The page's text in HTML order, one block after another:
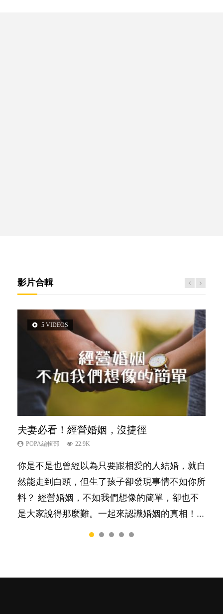
影片合輯
5 VIDEOS
夫妻必看！經營婚姻，沒捷徑
POPA編輯部 22.9K
你是不是也曾經以為只要跟相愛的人結婚，就自
然能走到白頭，但生了孩子卻發現事情不如你所
料？ 經營婚姻，不如我們想像的簡單，卻也不
是大家說得那麼難。一起來認識婚姻的真相！...
3 VIDEOS
內向孩子的特質，你懂嗎？
POPA編輯部 10K
陽光又健談的孩子總是很容易得到大家的喜愛，
特別是在講究團隊精神、鼓勵大家積極發表意見
的社會，他們彷彿如魚得水；那些愛靜靜觀察、
一個人默默耕耘的孩子呢？卻會讓父母擔心，擔
14 VIDEOS
新手父母不用怕
POPA編輯部 16.3K
相信許多人初為人父母，由懷孕開始到孩子呱呱
落地，心中都有數之不盡的問題～這裡一次過集
合我們以往製作過的相關短片。 這段路讓我們
跟你同行～...
2 VIDEOS
想孩子學好外語，點做好？
POPA編輯部 9.9K
有人話學多種語言越早開始越好，有人卻說一時
間太多語言，會令孩子感到混淆，到底誰是誰
非？聽聽專家怎樣說，解開語言學習的迷思～...
6 VIDEOS
孩子能力天注定？
POPA編輯部 7.9K
很多父母都希望孩子係個「叻仔叻女」，學業別
太差，日常自理井井有條。這樣的孩子是萬中無
一，還是魚與熊掌，不能兼得？...